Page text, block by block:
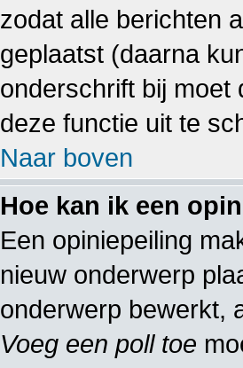
zodat alle berichten
geplaatst (daarna
onderschrift bij moet
deze functie uit te
Naar boven
Hoe kan ik een
Een opiniepeiling
nieuw onderwerp
onderwerp bewerkt,
Voeg een poll toe